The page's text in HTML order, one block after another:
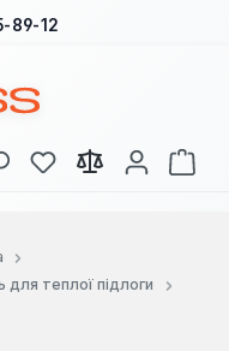
89-12
У вас є 0 у списку
для теплої підлоги